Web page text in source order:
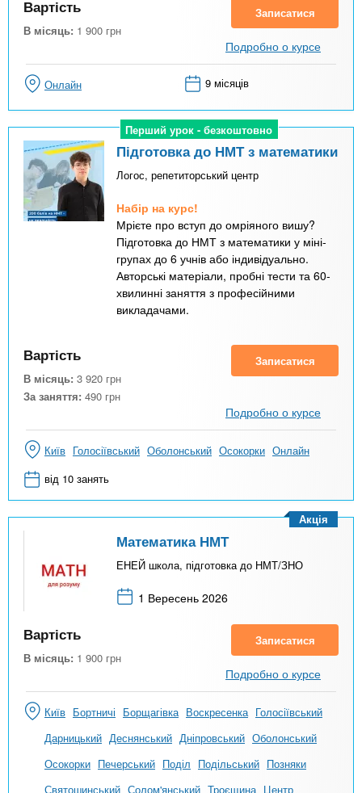
Вартість
В місяць: 1 900 грн
Записатися
Подробно о курсе
Онлайн 9 місяців
Перший урок - безкоштовно
Перший урок - безкоштовно
Підготовка до НМТ з математики
Логос, репетиторський центр
Набір на курс!
Мрієте про вступ до омріяного вишу?
Підготовка до НМТ з математики у міні-
групах до 6 учнів або індивідуально.
Авторські матеріали, пробні тести та 60-
хвилинні заняття з професійними
викладачами.
Вартість
В місяць: 3 920 грн
За заняття: 490 грн
Записатися
Подробно о курсе
Київ Голосіївський Оболонський Осокорки Онлайн
від 10 занять
Математика НМТ
ЕНЕЙ школа, підготовка до НМТ/ЗНО
1 Вересень 2026
Акція
Вартість
В місяць: 1 900 грн
Записатися
Подробно о курсе
Київ Бортничі Борщагівка Воскресенка Голосіївський
Дарницький Деснянський Дніпровський Оболонський
Осокорки Печерський Поділ Подільський Позняки
Святошинський Солом'янський Троєщина Центр